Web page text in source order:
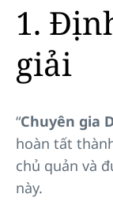
1.
giải
“Chuyên gia
hoàn tất
chủ quản và
này.